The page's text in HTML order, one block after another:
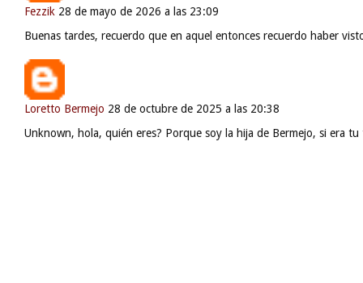
28 de mayo de 2026 a las 23:09
Buenas tardes, recuerdo que en aquel entonces recuerdo haber
Loretto Bermejo
Unknown, hola, quién eres? Porque soy la hija de Bermejo, si era